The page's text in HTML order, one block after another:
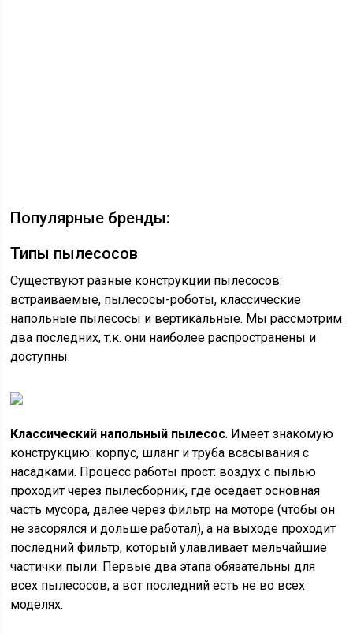
Популярные бренды:
Типы пылесосов
Существуют разные конструкции пылесосов:
встраиваемые, пылесосы-роботы, классические
напольные пылесосы и вертикальные. Мы рассмотрим
два последних, т.к. они наиболее распространены и
доступны.
Классический напольный пылесос. Имеет знакомую
конструкцию: корпус, шланг и труба всасывания с
насадками. Процесс работы прост: воздух с пылью
проходит через пылесборник, где оседает основная
часть мусора, далее через фильтр на моторе (чтобы он
не засорялся и дольше работал), а на выходе проходит
последний фильтр, который улавливает мельчайшие
частички пыли. Первые два этапа обязательны для
всех пылесосов, а вот последний есть не во всех
моделях.